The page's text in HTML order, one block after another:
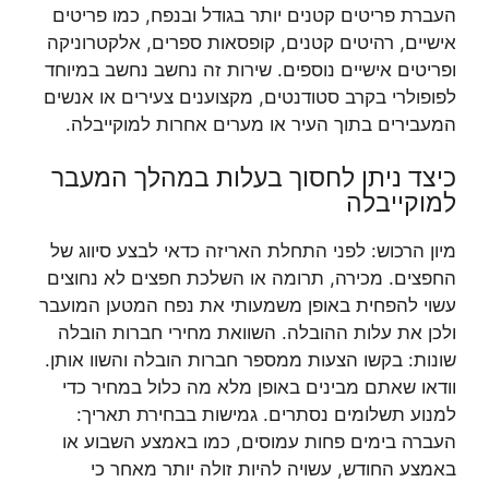
העברת פריטים קטנים יותר בגודל ובנפח, כמו פריטים
אישיים, רהיטים קטנים, קופסאות ספרים, אלקטרוניקה
ופריטים אישיים נוספים. שירות זה נחשב נחשב במיוחד
לפופולרי בקרב סטודנטים, מקצוענים צעירים או אנשים
המעבירים בתוך העיר או מערים אחרות למוקייבלה.
כיצד ניתן לחסוך בעלות במהלך המעבר
למוקייבלה
מיון הרכוש: לפני התחלת האריזה כדאי לבצע סיווג של
החפצים. מכירה, תרומה או השלכת חפצים לא נחוצים
עשוי להפחית באופן משמעותי את נפח המטען המועבר
ולכן את עלות ההובלה. השוואת מחירי חברות הובלה
שונות: בקשו הצעות ממספר חברות הובלה והשוו אותן.
וודאו שאתם מבינים באופן מלא מה כלול במחיר כדי
למנוע תשלומים נסתרים. גמישות בבחירת תאריך:
העברה בימים פחות עמוסים, כמו באמצע השבוע או
באמצע החודש, עשויה להיות זולה יותר מאחר כי